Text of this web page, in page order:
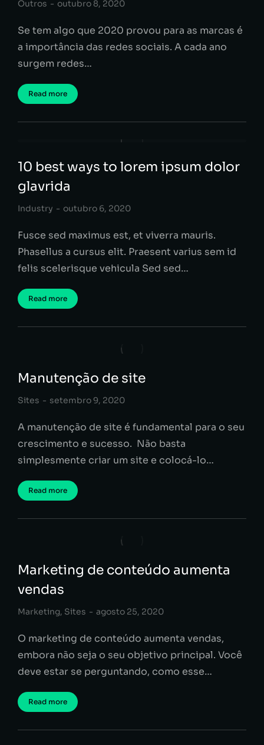
Outros outubro 8, 2020
Se tem algo que 2020 provou para as marcas é
a importância das redes sociais. A cada ano
surgem redes…
Read more
10 best ways to lorem ipsum dolor
glavrida
Industry outubro 6, 2020
Fusce sed maximus est, et viverra mauris.
Phasellus a cursus elit. Praesent varius sem id
felis scelerisque vehicula Sed sed…
Read more
Manutenção de site
Sites setembro 9, 2020
A manutenção de site é fundamental para o seu
crescimento e sucesso. Não basta
simplesmente criar um site e colocá-lo…
Read more
Marketing de conteúdo aumenta
vendas
Marketing, Sites agosto 25, 2020
O marketing de conteúdo aumenta vendas,
embora não seja o seu objetivo principal. Você
deve estar se perguntando, como esse…
Read more